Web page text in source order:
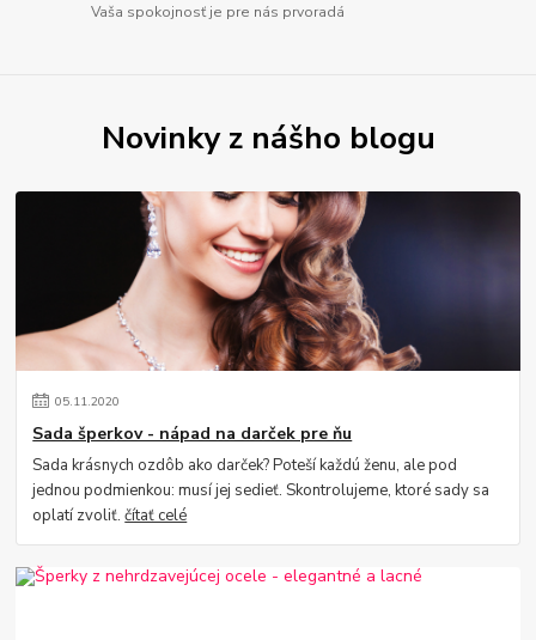
Vaša spokojnosť je pre nás prvoradá
Novinky z nášho blogu
05.11.2020
Sada šperkov - nápad na darček pre ňu
Sada krásnych ozdôb ako darček? Poteší každú ženu, ale pod
jednou podmienkou: musí jej sedieť. Skontrolujeme, ktoré sady sa
oplatí zvoliť.čítať celé